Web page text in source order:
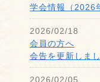
学会情報（2026
2026/02/18
会員の方へ
会告を更新しまし
2026/02/05